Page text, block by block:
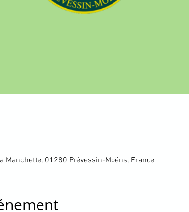
Manchette, 01280 Prévessin-Moëns, France